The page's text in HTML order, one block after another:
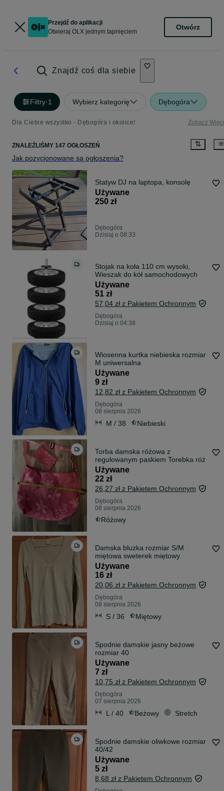
Przejdź do aplikacji
Otwieraj OLX jednym tapnięciem
Otwórz
Znajdź coś dla siebie
Filtry·1 Wybierz kategorię Dębogóra
Dla Ciebie wszystko - Dębogóra i okolice! Zobacz
ZNALEŹLIŚMY 147 OGŁOSZEŃ
Jak pozycjonowane są ogłoszenia?
Statyw DJ na laptopa, konsolę
Używane
250 zł
Dębogóra
Dzisiaj o 08:33
Stojak na koła 110 cm wysoki,
Wieszak do kół samochodowych
Używane
51 zł
57,04 zł z Pakietem Ochronnym
Dębogóra
Dzisiaj o 04:38
Wiosenna kurtka niebieska rozmiar
M uniwersalna
Używane
9 zł
12,82 zł z Pakietem Ochronnym
Dębogóra
08 sierpnia 2026
M / 38 Niebieski
Torba damska różowa z
regulowanym paskiem Torebka róż
Używane
22 zł
26,27 zł z Pakietem Ochronnym
Dębogóra
08 sierpnia 2026
Różowy
Damska bluzka rozmiar S/M
miętowa sweterek miętowy
Używane
16 zł
20,06 zł z Pakietem Ochronnym
Dębogóra
08 sierpnia 2026
S / 36 Miętowy
Spodnie damskie jasny beżowe
rozmiar 40
Używane
7 zł
10,75 zł z Pakietem Ochronnym
Dębogóra
07 sierpnia 2026
L / 40 Beżowy Stretch
Spodnie damskie oliwkowe rozmiar
40/42
Używane
5 zł
8,68 zł z Pakietem Ochronnym